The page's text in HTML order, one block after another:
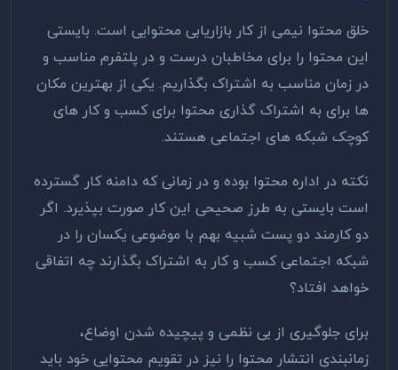
خلق محتوا نیمی از کار بازاریابی محتوایی است. بایستی
این محتوا را برای مخاطبان درست و در پلتفرم مناسب و
در زمان مناسب به اشتراک بگذاریم. یکی از بهترین مکان
ها برای به اشتراک گذاری محتوا برای کسب و کار های
کوچک شبکه های اجتماعی هستند.
نکته در اداره محتوا بوده و در زمانی که دامنه کار گسترده
است بایستی به طرز صحیحی این کار صورت بپذیرد. اگر
دو کارمند دو پست شبیه بهم با موضوعی یکسان را در
شبکه اجتماعی کسب و کار به اشتراک بگذارند چه اتفاقی
خواهد افتاد؟
برای جلوگیری از بی نظمی و پیچیده شدن اوضاع،
زمانبندی انتشار محتوا را نیز در تقویم محتوایی خود باید